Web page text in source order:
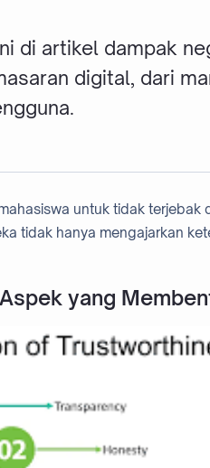
di artikel dampak
digital, dari
untuk tidak
tidak hanya mengajarkan
yang